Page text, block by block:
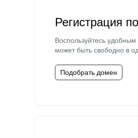
Регистрация
Воспользуйтесь
может быть свободно в
Подобрать домен